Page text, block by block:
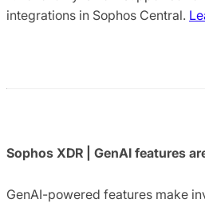
integrations in Sophos Central.
Sophos XDR | GenAI features
GenAI-powered features make